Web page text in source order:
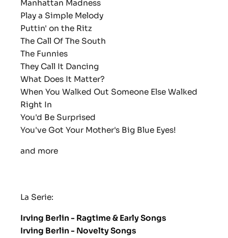
Manhattan Madness
Play a Simple Melody
Puttin' on the Ritz
The Call Of The South
The Funnies
They Call It Dancing
What Does It Matter?
When You Walked Out Someone Else Walked
Right In
You'd Be Surprised
You've Got Your Mother's Big Blue Eyes!
and more
La Serie:
Irving Berlin - Ragtime & Early Songs
Irving Berlin - Novelty Songs